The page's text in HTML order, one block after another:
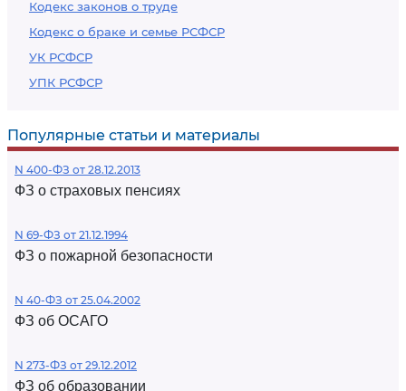
Кодекс законов о труде
Кодекс о браке и семье РСФСР
УК РСФСР
УПК РСФСР
Популярные статьи и материалы
N 400-ФЗ от 28.12.2013
ФЗ о страховых пенсиях
N 69-ФЗ от 21.12.1994
ФЗ о пожарной безопасности
N 40-ФЗ от 25.04.2002
ФЗ об ОСАГО
N 273-ФЗ от 29.12.2012
ФЗ об образовании